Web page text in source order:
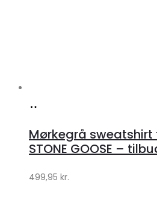
Klædeskabet.dk
Mørkegrå
STONE GOOSE –
499,95 kr.